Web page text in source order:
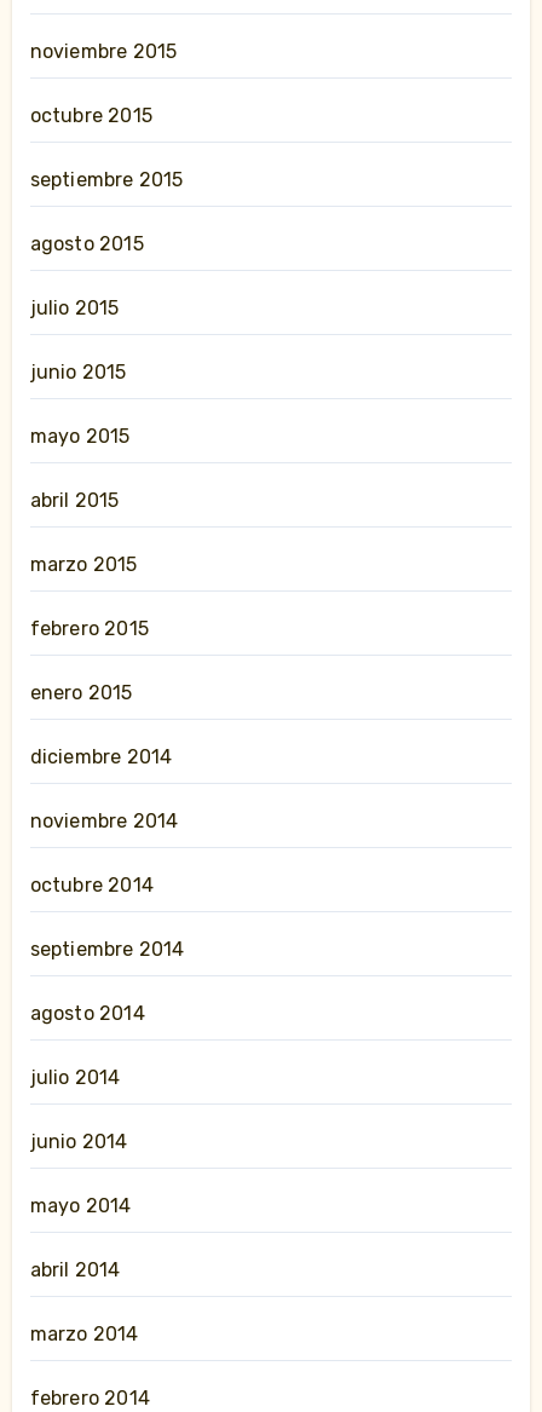
noviembre 2015
octubre 2015
septiembre 2015
agosto 2015
julio 2015
junio 2015
mayo 2015
abril 2015
marzo 2015
febrero 2015
enero 2015
diciembre 2014
noviembre 2014
octubre 2014
septiembre 2014
agosto 2014
julio 2014
junio 2014
mayo 2014
abril 2014
marzo 2014
febrero 2014